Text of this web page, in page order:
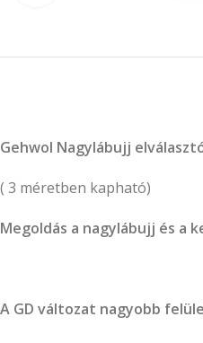
Gehwol Nagylábujj
( 3 méretben kapható)
Megoldás a nagylábujj és a
A GD változat nagyobb